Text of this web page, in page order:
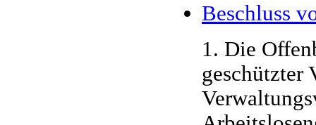
Beschluss
1. Die
geschützter